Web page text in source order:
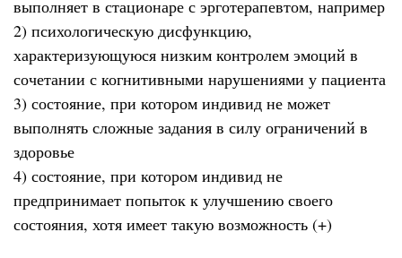
выполняет в стационаре с эрготерапевтом, например
2) психологическую дисфункцию,
характеризующуюся низким контролем эмоций в
сочетании с когнитивными нарушениями у пациента
3) состояние, при котором индивид не может
выполнять сложные задания в силу ограничений в
здоровье
4) состояние, при котором индивид не
предпринимает попыток к улучшению своего
состояния, хотя имеет такую возможность (+)